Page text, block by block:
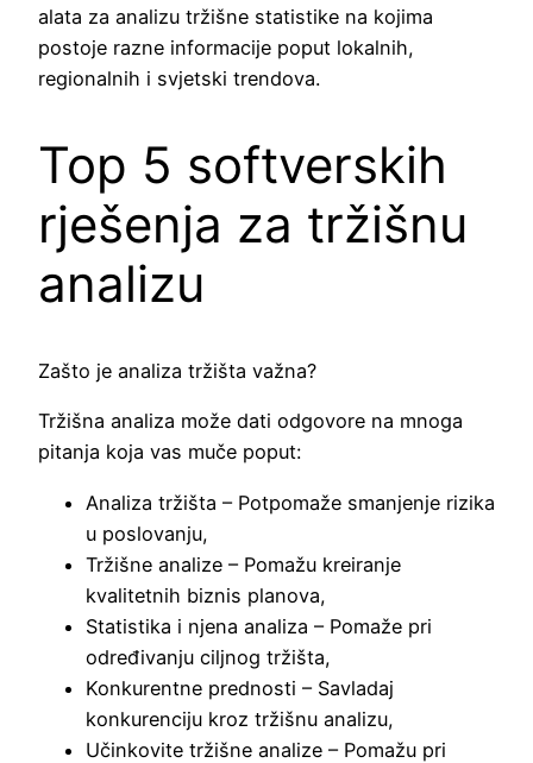
alata za analizu tržišne statistike na kojima
postoje razne informacije poput lokalnih,
regionalnih i svjetski trendova.
Top 5 softverskih
rješenja za tržišnu
analizu
Zašto je analiza tržišta važna?
Tržišna analiza može dati odgovore na mnoga
pitanja koja vas muče poput:
Analiza tržišta – Potpomaže smanjenje rizika
u poslovanju,
Tržišne analize – Pomažu kreiranje
kvalitetnih biznis planova,
Statistika i njena analiza – Pomaže pri
određivanju ciljnog tržišta,
Konkurentne prednosti – Savladaj
konkurenciju kroz tržišnu analizu,
Učinkovite tržišne analize – Pomažu pri